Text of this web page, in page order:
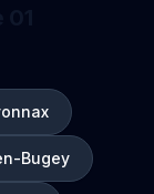
Bugey